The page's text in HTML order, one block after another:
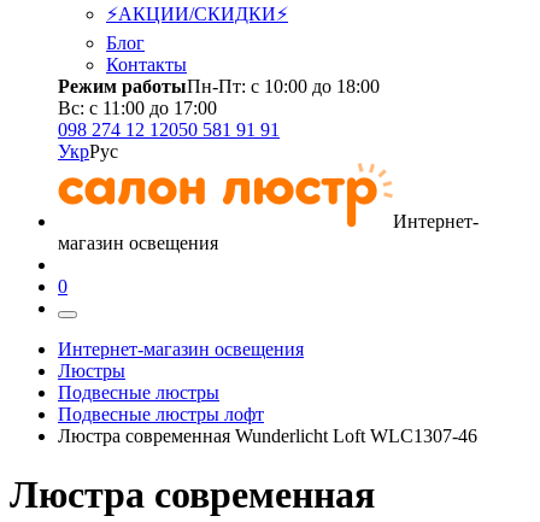
⚡АКЦИИ/СКИДКИ⚡
Блог
Контакты
Режим работыПн-Пт: с 10:00 до 18:00
Вс: с 11:00 до 17:00
098 274 12 12050 581 91 91
УкрРус
Интернет-
магазин освещения
0
Интернет-магазин освещения
Люстры
Подвесные люстры
Подвесные люстры лофт
Люстра современная Wunderlicht Loft WLC1307-46
Люстра современная